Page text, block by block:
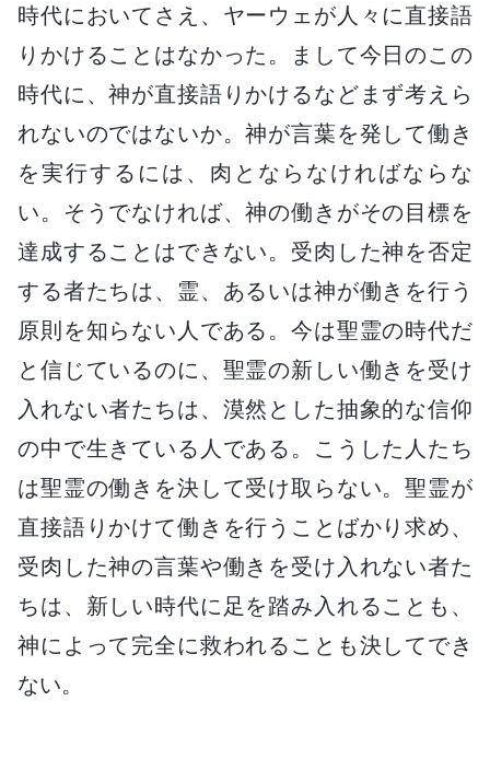
時代においてさえ、ヤーウェが人々に直接語
りかけることはなかった。まして今日のこの
時代に、神が直接語りかけるなどまず考えら
れないのではないか。神が言葉を発して働き
を実行するには、肉とならなければならな
い。そうでなければ、神の働きがその目標を
達成することはできない。受肉した神を否定
する者たちは、霊、あるいは神が働きを行う
原則を知らない人である。今は聖霊の時代だ
と信じているのに、聖霊の新しい働きを受け
入れない者たちは、漠然とした抽象的な信仰
の中で生きている人である。こうした人たち
は聖霊の働きを決して受け取らない。聖霊が
直接語りかけて働きを行うことばかり求め、
受肉した神の言葉や働きを受け入れない者た
ちは、新しい時代に足を踏み入れることも、
神によって完全に救われることも決してでき
ない。